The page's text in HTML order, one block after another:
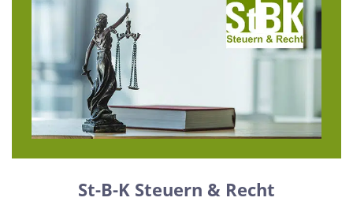
St-B-K Steuern & Recht